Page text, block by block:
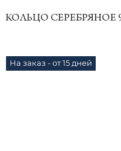
КОЛЬЦО СЕРЕБРЯНОЕ
На заказ - от 15 дней